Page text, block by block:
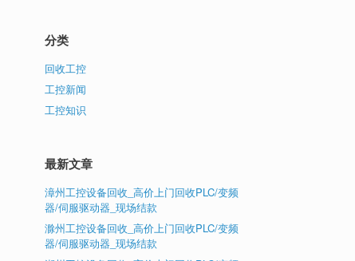
分类
回收工控
工控新闻
工控知识
最新文章
漳州工控设备回收_高价上门回收PLC/变频
器/伺服驱动器_现场结款
滁州工控设备回收_高价上门回收PLC/变频
器/伺服驱动器_现场结款